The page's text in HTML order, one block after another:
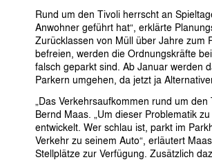
Rund um den Tivoli herrscht an
Anwohner geführt hat“, erklärte
Zurücklassen von Müll über Jahre zum
befreien, werden die Ordnungskräfte
falsch geparkt sind. Ab Januar werden
Parkern umgehen, da jetzt ja
„Das Verkehrsaufkommen rund um
Bernd Maas. „Um dieser Problematik
entwickelt. Wer schlau ist, parkt im
Verkehr zu seinem Auto“, erläutert
Stellplätze zur Verfügung. Zusätzlich